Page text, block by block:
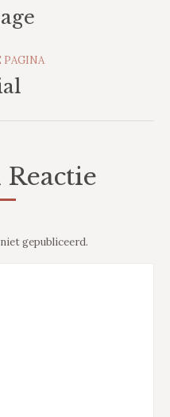
PAGINA
Reactie
gepubliceerd.